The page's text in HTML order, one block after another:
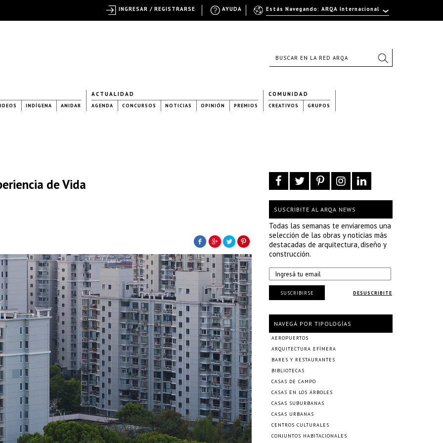
INDÍGENA ANIDAR
ACTUALIDAD
AGENDA CONCURSOS NOTICIAS OPINIÓN PREMIOS
COMUNIDAD
CREATIVOS GRUPOS
de Vida
SUSCRIBITE AL ARQA NEWS
Todas las semanas te enviaremos una
selección de las obras y noticias más
destacadas de arquitectura, diseño y
construcción.
DESUSCRIBITE
SUSCRIBIRSE
NAVEGÁ POR TIPOLOGÍAS
AEROPUERTOS
ARQUITECTURA EFÍMERA
BARES Y RESTAURANTES
BIBLIOTECAS
CASAS DE CAMPO
CASAS EN LOS ÁRBOLES
CASAS SUBURBANAS
CASAS URBANAS
CENTROS CULTURALES
CONJUNTOS HABITACIONALES
Estás Navegando: ARQA Internacional
AYUDA
INGRESAR / REGISTRARSE